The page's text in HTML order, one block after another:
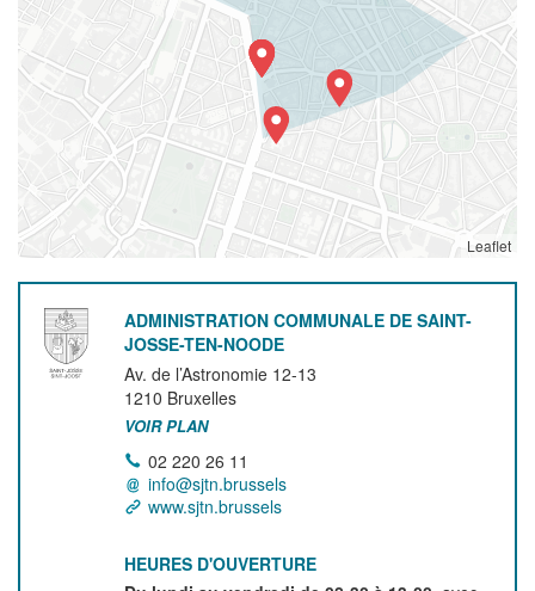
Leaflet
ADMINISTRATION COMMUNALE DE SAINT-
JOSSE-TEN-NOODE
Av. de l’Astronomie 12-13
1210 Bruxelles
VOIR PLAN
02 220 26 11
info@sjtn.brussels
www.sjtn.brussels
HEURES D'OUVERTURE